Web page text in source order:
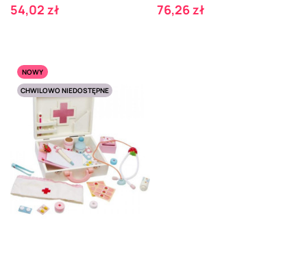
Cena
54,02 zł Cena
76,26 zł
NOWY
CHWILOWO NIEDOSTĘPNE